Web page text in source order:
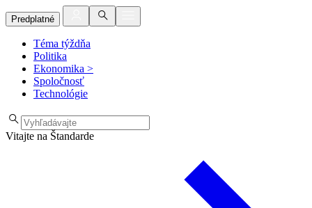
Predplatné
Téma týždňa
Politika
Ekonomika >
Spoločnosť
Technológie
Vitajte na Štandarde